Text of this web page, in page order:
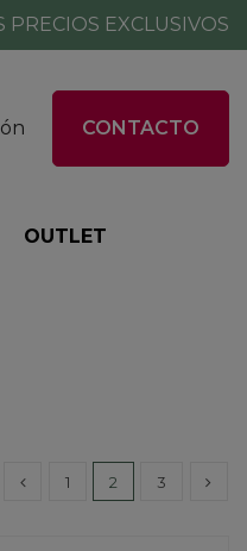
PRECIOS EXCLUSIVOS
CONTACTO
OUTLET
1 2 3